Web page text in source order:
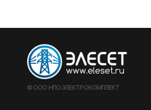
© ООО НПО ЭЛЕКТРОКОМПЛЕКТ